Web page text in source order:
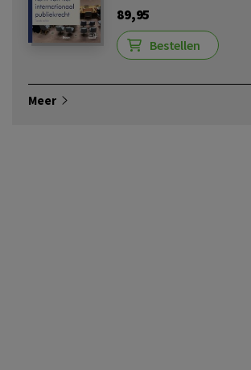
89,95
Bestellen
Meer